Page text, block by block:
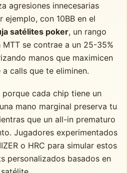
agresiones innecesarias
ejemplo, con 10BB en el
satélites poker, un rango
se contrae a un 25-35%
manos que maximicen
calls que te eliminen.
cada chip tiene un
mano marginal preserva tu
que un all-in prematuro
Jugadores experimentados
o HRC para simular estos
personalizados basados en